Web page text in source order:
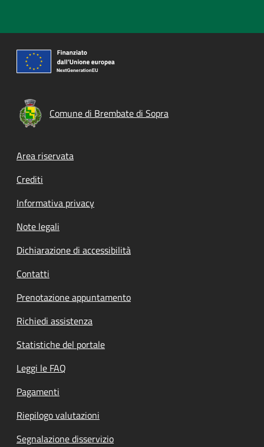
Comune di Brembate di Sopra
Footer menu
Area riservata
Crediti
Informativa privacy
Note legali
Dichiarazione di accessibilità
Contatti
Prenotazione appuntamento
Richiedi assistenza
Statistiche del portale
Leggi le FAQ
Pagamenti
Riepilogo valutazioni
Segnalazione disservizio